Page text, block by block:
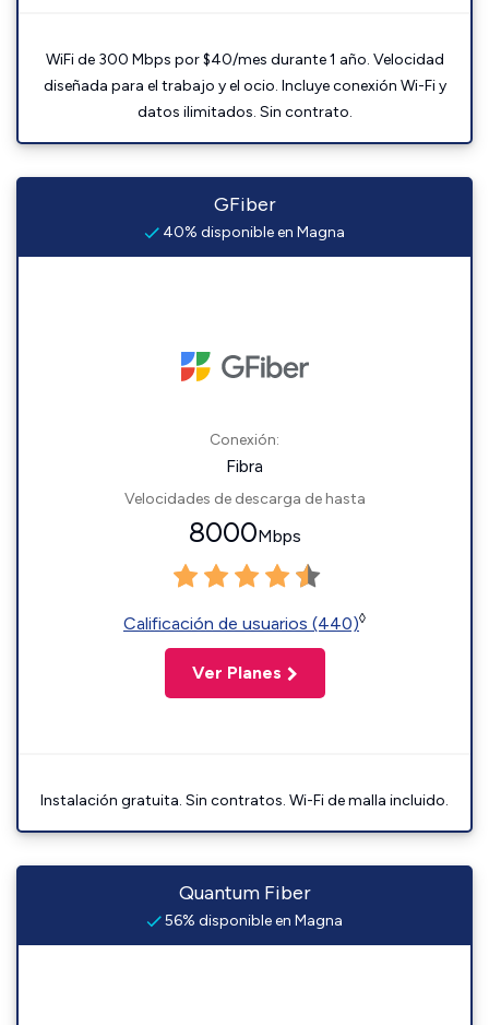
WiFi de 300 Mbps por $40/mes durante 1 año. Velocidad
diseñada para el trabajo y el ocio. Incluye conexión Wi-Fi y
datos ilimitados. Sin contrato.
GFiber
40% disponible en Magna
Conexión:
Fibra
Velocidades de descarga de hasta
8000Mbps
Calificación de usuarios (440)◊
Ver Planes
Instalación gratuita. Sin contratos. Wi-Fi de malla incluido.
Quantum Fiber
56% disponible en Magna